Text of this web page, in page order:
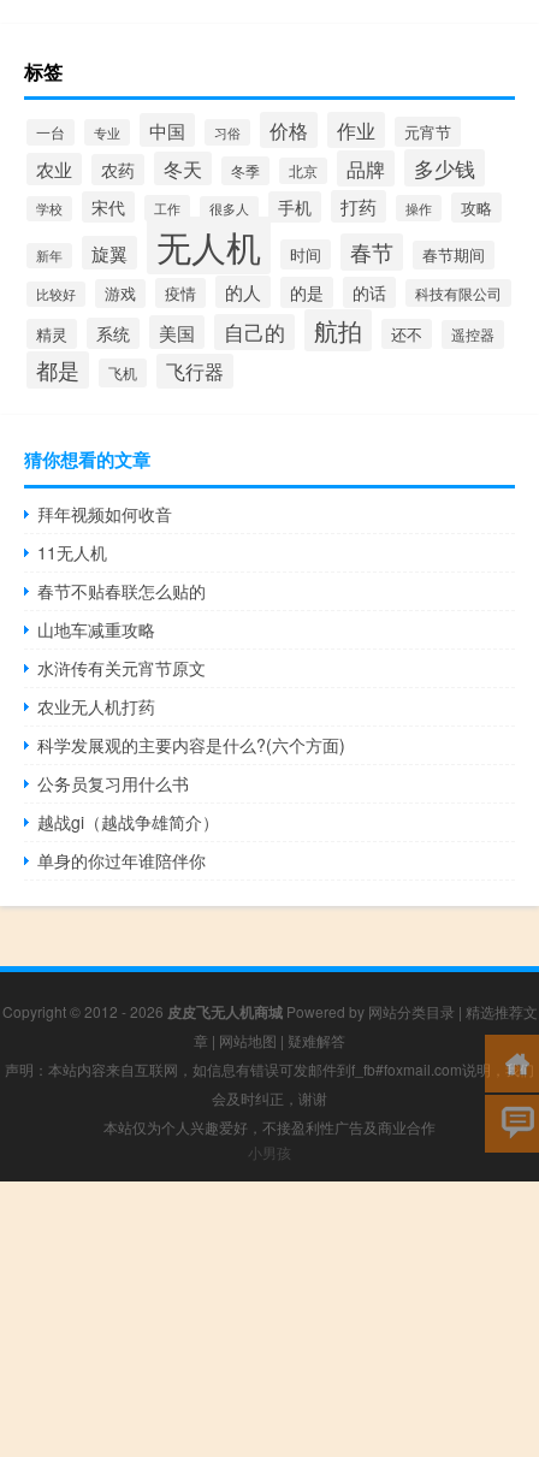
标签
一台 专业 中国 习俗 价格 作业 元宵节
农业 农药 冬天 冬季 北京 品牌 多少钱
学校 宋代 工作 很多人 手机 打药 操作 攻略
新年 旋翼 无人机 时间 春节 春节期间
比较好 游戏 疫情 的人 的是 的话 科技有限公司
精灵 系统 美国 自己的 航拍 还不 遥控器
都是 飞机 飞行器
猜你想看的文章
拜年视频如何收音
11无人机
春节不贴春联怎么贴的
山地车减重攻略
水浒传有关元宵节原文
农业无人机打药
科学发展观的主要内容是什么?(六个方面)
公务员复习用什么书
越战gi（越战争雄简介）
单身的你过年谁陪伴你
Copyright © 2012 - 2026 皮皮飞无人机商城Powered by 网站分类目录 | 精选推荐文
章 | 网站地图 | 疑难解答
声明：本站内容来自互联网，如信息有错误可发邮件到f_fb#foxmail.com说明，我们
会及时纠正，谢谢
本站仅为个人兴趣爱好，不接盈利性广告及商业合作
小男孩